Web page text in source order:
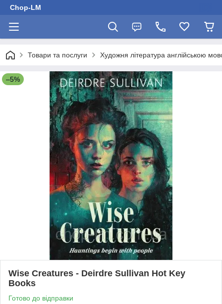
Chop-LM
Товари та послуги Художня література англійською
–5%
Wise Creatures - Deirdre Sullivan Hot Key
Books
Готово до відправки